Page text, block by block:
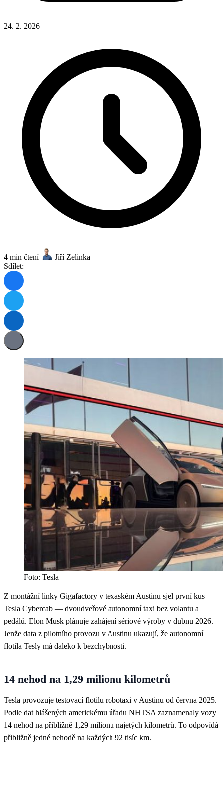
24. 2. 2026
4 min čtení
Jiří Zelinka
Sdílet:
Foto: Tesla
Z montážní linky Gigafactory v texaském Austinu sjel první kus
Tesla Cybercab — dvoudveřové autonomní taxi bez volantu a
pedálů. Elon Musk plánuje zahájení sériové výroby v dubnu 2026.
Jenže data z pilotního provozu v Austinu ukazují, že autonomní
flotila Tesly má daleko k bezchybnosti.
14 nehod na 1,29 milionu kilometrů
Tesla provozuje testovací flotilu robotaxi v Austinu od června 2025.
Podle dat hlášených americkému úřadu NHTSA zaznamenaly vozy
14 nehod na přibližně 1,29 milionu najetých kilometrů. To odpovídá
přibližně jedné nehodě na každých 92 tisíc km.